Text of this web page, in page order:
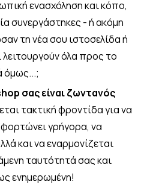
ενασχόληση και κόπο,
συνεργάστηκες - ή ακόμη
τη νέα σου ιστοσελίδα ή
όλα προς το
όμως...;
σας είναι ζωντανός
τακτική φροντίδα για να
γρήγορα, να
και να εναρμονίζεται
ταυτότητά σας και
ενημερωμένη!